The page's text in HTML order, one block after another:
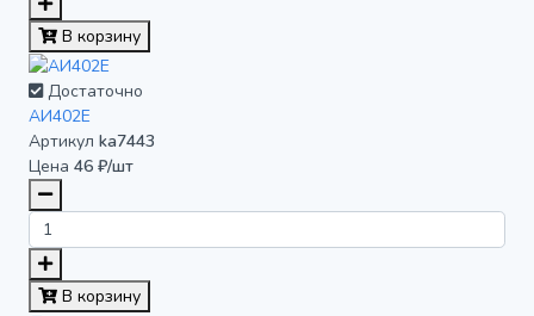
В корзину
Достаточно
АИ402Е
Артикул ka7443
Цена 46 ₽/шт
В корзину